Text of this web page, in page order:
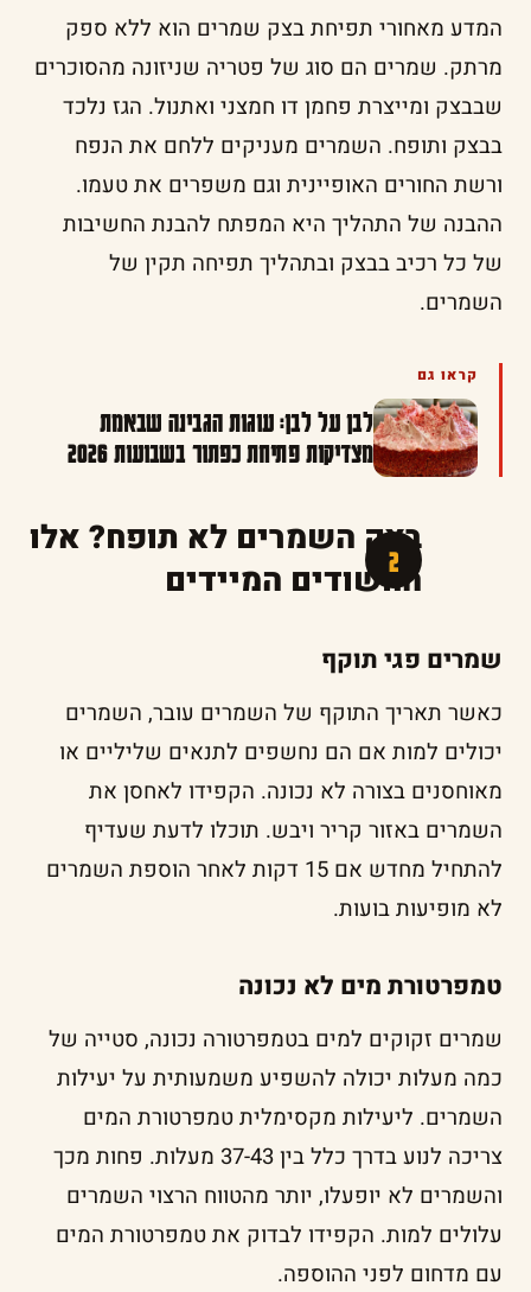
המדע מאחורי תפיחת בצק שמרים הוא ללא ספק
מרתק. שמרים הם סוג של פטריה שניזונה מהסוכרים
שבבצק ומייצרת פחמן דו חמצני ואתנול. הגז נלכד
בבצק ותופח. השמרים מעניקים ללחם את הנפח
ורשת החורים האופיינית וגם משפרים את טעמו.
ההבנה של התהליך היא המפתח להבנת החשיבות
של כל רכיב בבצק ובתהליך תפיחה תקין של
השמרים.
קראו גם
לבן על לבן: עוגות הגבינה שבאמת
מצדיקות פתיחת כפתור בשבועות 2026
בצק השמרים לא תופח? אלו
החשודים המיידים
שמרים פגי תוקף
כאשר תאריך התוקף של השמרים עובר, השמרים
יכולים למות אם הם נחשפים לתנאים שליליים או
מאוחסנים בצורה לא נכונה. הקפידו לאחסן את
השמרים באזור קריר ויבש. תוכלו לדעת שעדיף
להתחיל מחדש אם 15 דקות לאחר הוספת השמרים
לא מופיעות בועות.
טמפרטורת מים לא נכונה
שמרים זקוקים למים בטמפרטורה נכונה, סטייה של
כמה מעלות יכולה להשפיע משמעותית על יעילות
השמרים. ליעילות מקסימלית טמפרטורת המים
צריכה לנוע בדרך כלל בין 37-43 מעלות. פחות מכך
והשמרים לא יופעלו, יותר מהטווח הרצוי השמרים
עלולים למות. הקפידו לבדוק את טמפרטורת המים
עם מדחום לפני ההוספה.